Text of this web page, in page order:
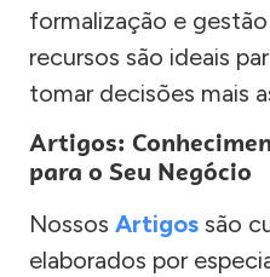
formalização e
recursos são ideais
tomar decisões mais
Artigos:
para o Seu Negócio
Nossos Artigos são
elaborados por